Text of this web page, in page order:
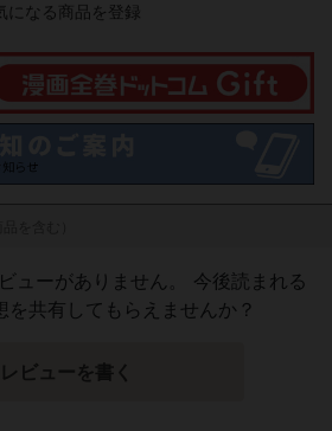
になる商品を登録
ューがありません。 今後読まれる
を共有してもらえませんか？
レビューを書く